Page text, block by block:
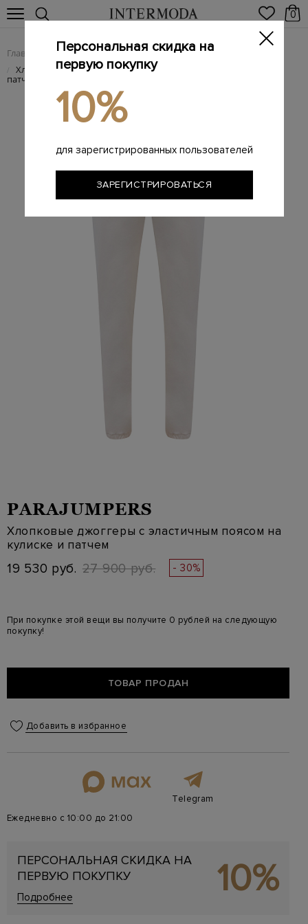
0
Главная Женщинам / Женская одежда / Женские брюки
/ Хлопковые джоггеры с эластичным поясом на кулиске и
патчем
PARAJUMPERS
Хлопковые джоггеры с эластичным поясом на
кулиске и патчем
19 530 руб. 27 900 руб. - 30%
При покупке этой вещи вы получите 0 рублей на следующую
покупку!
ТОВАР ПРОДАН
Добавить в избранное
Telegram
Ежедневно с 10:00 до 21:00
ПЕРСОНАЛЬНАЯ СКИДКА НА
ПЕРВУЮ ПОКУПКУ
Подробнее 10%
Персональная скидка на
первую покупку
10%
для зарегистрированных пользователей
ЗАРЕГИСТРИРОВАТЬСЯ